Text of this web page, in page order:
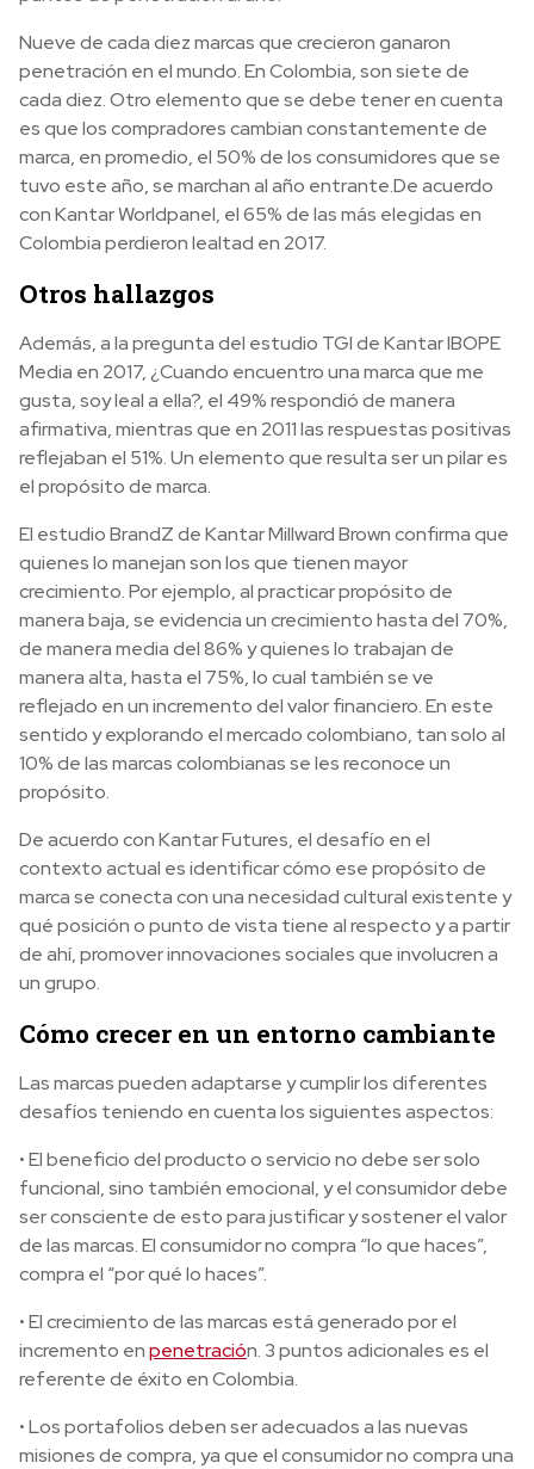
Nueve de cada diez marcas que crecieron ganaron
penetración en el mundo. En Colombia, son siete de
cada diez. Otro elemento que se debe tener en cuenta
es que los compradores cambian constantemente de
marca, en promedio, el 50% de los consumidores que se
tuvo este año, se marchan al año entrante.De acuerdo
con Kantar Worldpanel, el 65% de las más elegidas en
Colombia perdieron lealtad en 2017.
Otros hallazgos
Además, a la pregunta del estudio TGI de Kantar IBOPE
Media en 2017, ¿Cuando encuentro una marca que me
gusta, soy leal a ella?, el 49% respondió de manera
afirmativa, mientras que en 2011 las respuestas positivas
reflejaban el 51%. Un elemento que resulta ser un pilar es
el propósito de marca.
El estudio BrandZ de Kantar Millward Brown confirma que
quienes lo manejan son los que tienen mayor
crecimiento. Por ejemplo, al practicar propósito de
manera baja, se evidencia un crecimiento hasta del 70%,
de manera media del 86% y quienes lo trabajan de
manera alta, hasta el 75%, lo cual también se ve
reflejado en un incremento del valor financiero. En este
sentido y explorando el mercado colombiano, tan solo al
10% de las marcas colombianas se les reconoce un
propósito.
De acuerdo con Kantar Futures, el desafío en el
contexto actual es identificar cómo ese propósito de
marca se conecta con una necesidad cultural existente y
qué posición o punto de vista tiene al respecto y a partir
de ahí, promover innovaciones sociales que involucren a
un grupo.
Cómo crecer en un entorno cambiante
Las marcas pueden adaptarse y cumplir los diferentes
desafíos teniendo en cuenta los siguientes aspectos:
• El beneficio del producto o servicio no debe ser solo
funcional, sino también emocional, y el consumidor debe
ser consciente de esto para justificar y sostener el valor
de las marcas. El consumidor no compra “lo que haces”,
compra el “por qué lo haces”.
• El crecimiento de las marcas está generado por el
incremento enpenetración. 3 puntos adicionales es el
referente de éxito en Colombia.
• Los portafolios deben ser adecuados a las nuevas
misiones de compra, ya que el consumidor no compra una